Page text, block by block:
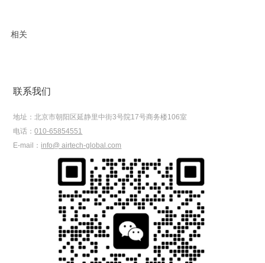
相关
联系我们
地址：北京市朝阳区延静里中街3号院17号商务楼106室
电话：010-65854551
E-mail： info@ airtech-global.com